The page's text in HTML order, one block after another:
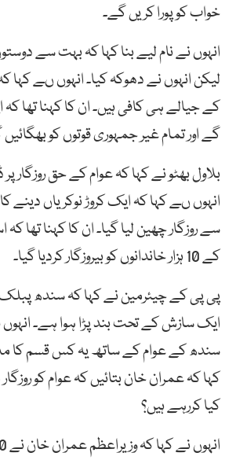
خواب کو پورا کریں گے۔
انہوں نے نام لیے بنا کہا کہ بہت سے
لیکن انہوں نے دھوکہ کیا۔ انہوں ںے کہا
کے جیالے ہی کافی ہیں۔ ان کا کہنا تھا
گے اور تمام غیر جمہوری قوتوں کو
بلاول بھٹو نے کہا کہ عوام کے حق روزگار پر
انہوں ںے کہا کہ ایک کروڑ نوکریاں دینے
سے روزگار چھین لیا گیا۔ ان کا کہنا تھا کہ
کے 10 ہزار خاندانوں کو بیروزگار کردیا گیا۔
پی پی کے چیئرمین نے کہا کہ سندھ
ایک سازش کے تحت بند پڑا ہوا ہے۔ انہوں
سندھ کے عوام کے ساتھ یہ کس قسم کا
کہا کہ عمران خان بتائیں کہ عوام کو
کیا کررہے ہیں؟